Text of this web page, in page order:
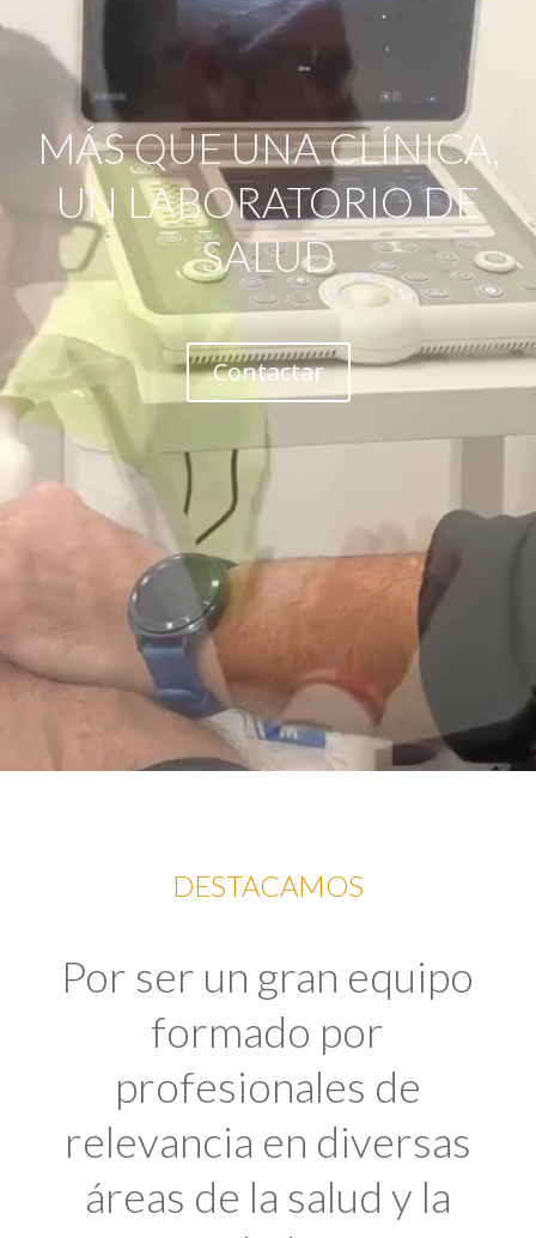
MÁS QUE UNA CLÍNICA,
UN LABORATORIO DE
SALUD
Contactar
DESTACAMOS
Por ser un gran equipo
formado por
profesionales de
relevancia en diversas
áreas de la salud y la